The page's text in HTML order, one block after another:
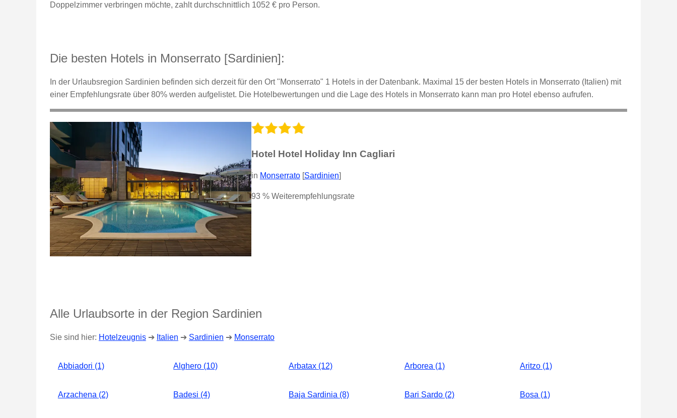
Doppelzimmer verbringen möchte, zahlt durchschnittlich 1052 € pro Person.
Die besten Hotels in Monserrato [Sardinien]:
In der Urlaubsregion Sardinien befinden sich derzeit für den Ort "Monserrato" 1 Hotels in der Datenbank. Maximal 15 der besten Hotels in Monserrato (Italien) mit
einer Empfehlungsrate über 80% werden aufgelistet. Die Hotelbewertungen und die Lage des Hotels in Monserrato kann man pro Hotel ebenso aufrufen.
Hotel Hotel Holiday Inn Cagliari
in Monserrato[Sardinien]
93 % Weiterempfehlungsrate
Alle Urlaubsorte in der Region Sardinien
Sie sind hier: Hotelzeugnis➔ Italien ➔ Sardinien ➔ Monserrato
Abbiadori (1) Alghero (10) Arbatax (12) Arborea (1) Aritzo (1)
Arzachena (2) Badesi (4) Baja Sardinia (8) Bari Sardo (2) Bosa (1)